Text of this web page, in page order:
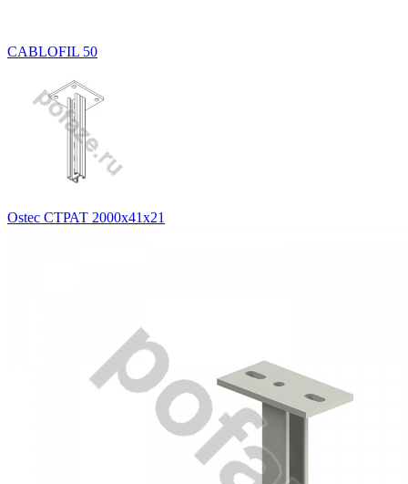
CABLOFIL 50
Ostec СТРАТ 2000х41х21